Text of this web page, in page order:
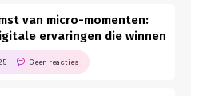
van micro-momenten:
ervaringen die winnen
Geen reacties